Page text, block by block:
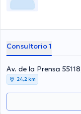
Consultorio 1
Av. de la Prensa
24,2 km